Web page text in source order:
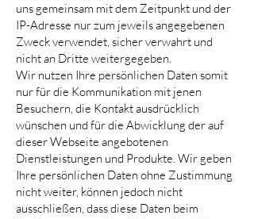
uns gemeinsam mit dem Zeitpunkt und der
IP-Adresse nur zum jeweils angegebenen
Zweck verwendet, sicher verwahrt und
nicht an Dritte weitergegeben.
Wir nutzen Ihre persönlichen Daten somit
nur für die Kommunikation mit jenen
Besuchern, die Kontakt ausdrücklich
wünschen und für die Abwicklung der auf
dieser Webseite angebotenen
Dienstleistungen und Produkte. Wir geben
Ihre persönlichen Daten ohne Zustimmung
nicht weiter, können jedoch nicht
ausschließen, dass diese Daten beim